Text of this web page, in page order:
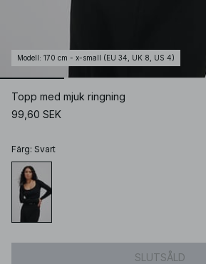
Modell : 170 cm - x-small (EU 34, UK 8, US 4)
Topp med mjuk ringning
99,60 SEK
Färg: Svart
SLUTSÅLD